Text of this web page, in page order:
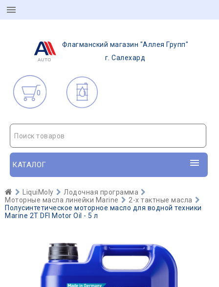
Флагманский магазин "Аллея Групп"
г. Салехард
0
Поиск товаров
КАТАЛОГ
LiquiMoly
Лодочная программа
Моторные масла линейки Marine
2-х тактные масла
Полусинтетическое моторное масло для водной техники
Marine 2T DFI Motor Oil - 5 л